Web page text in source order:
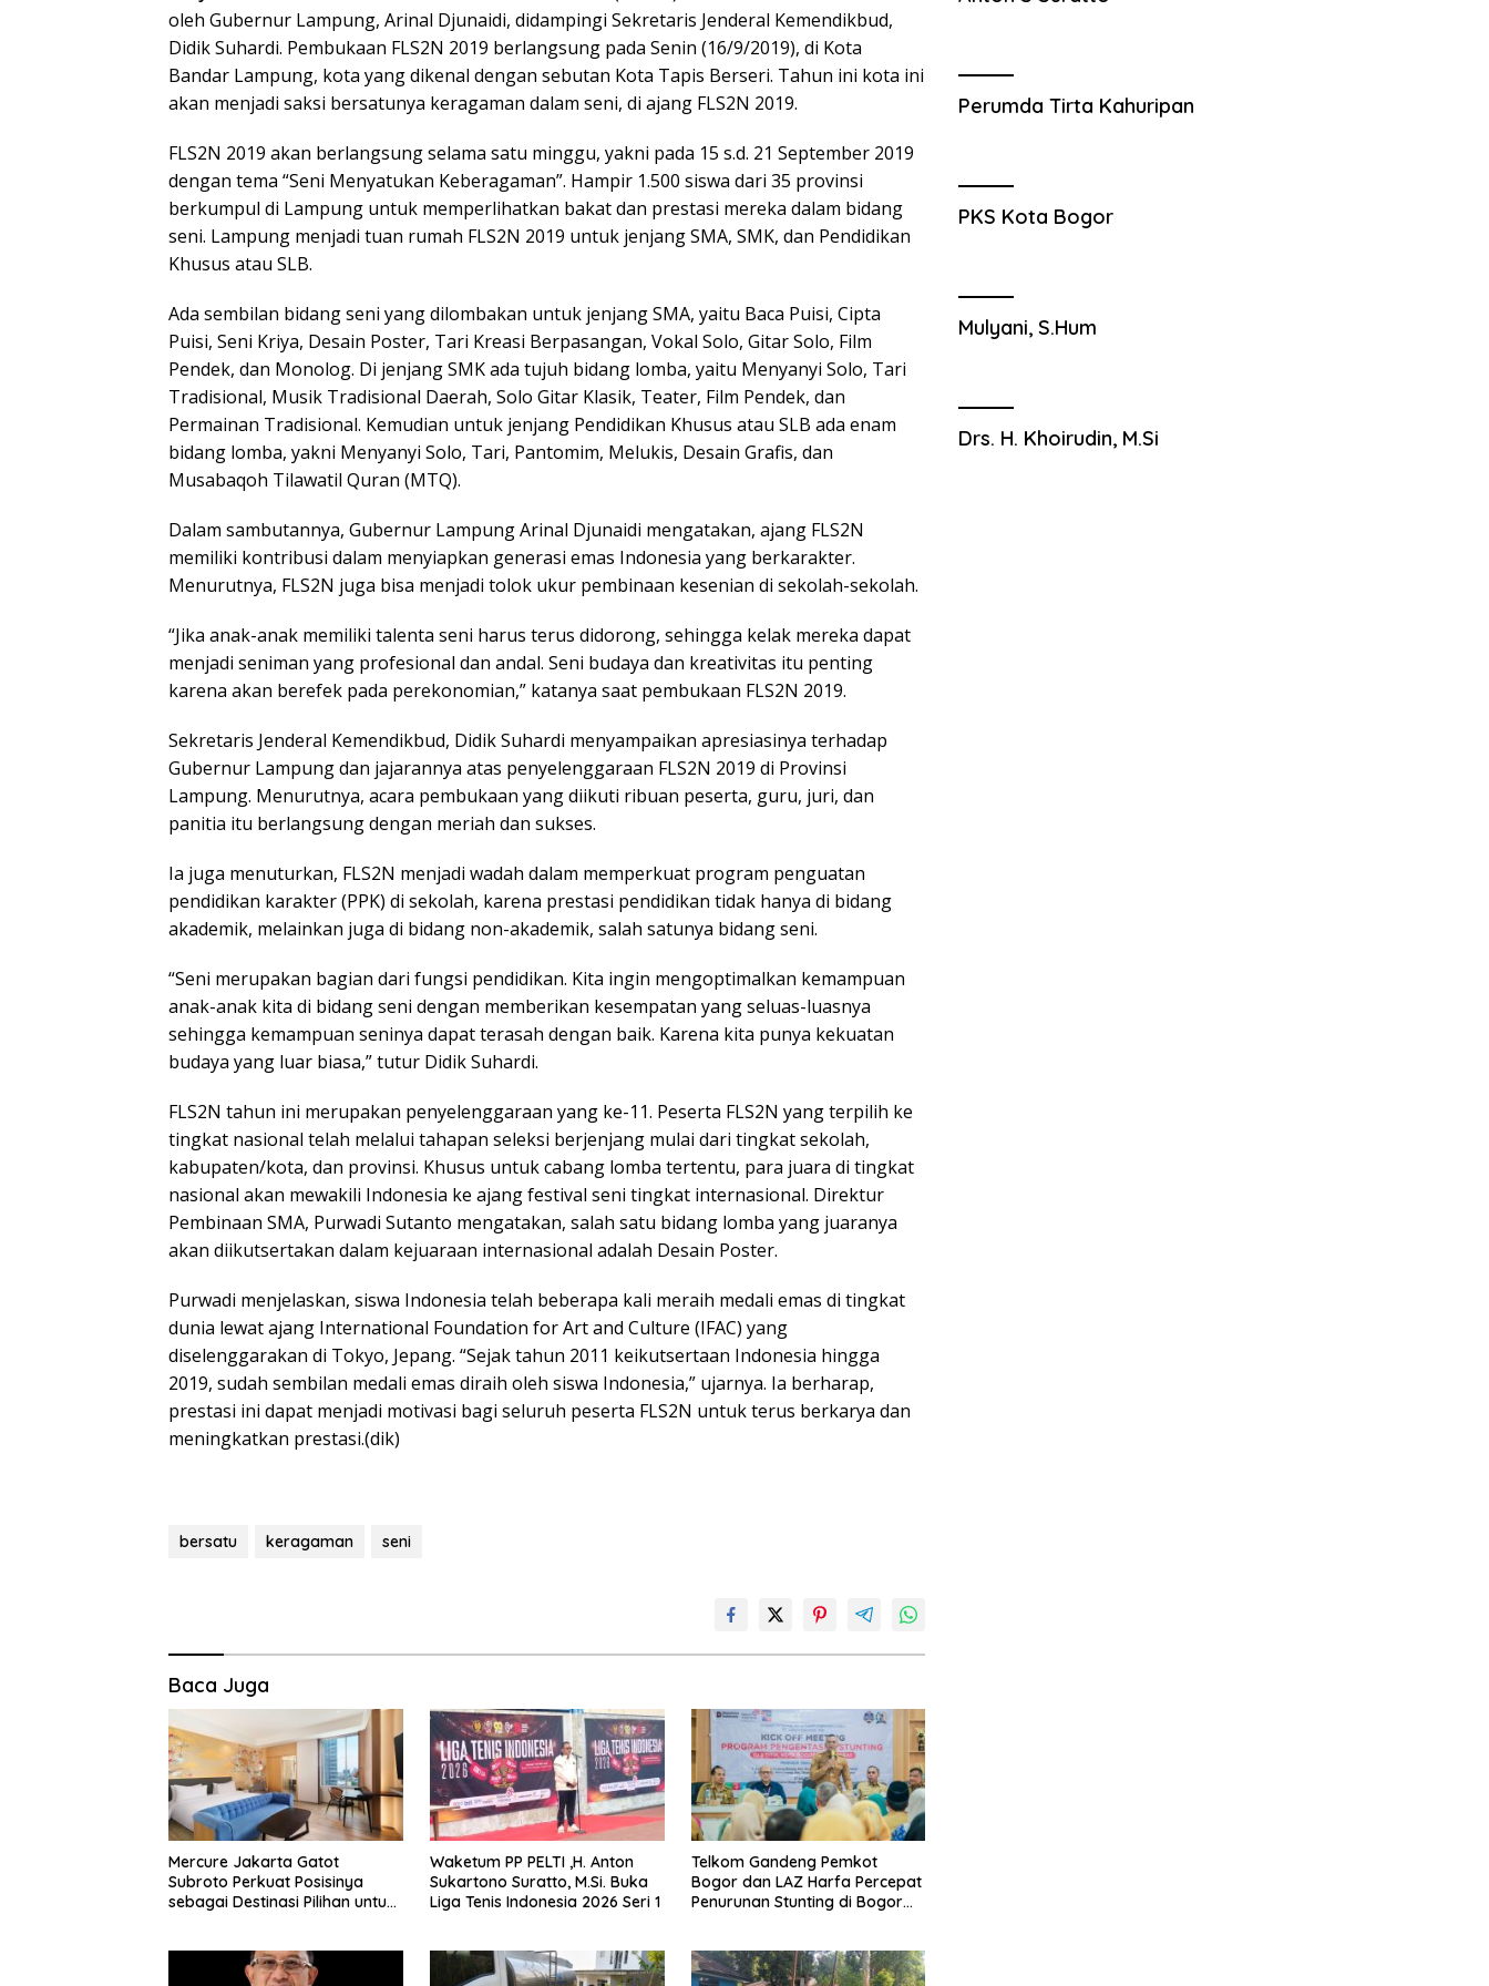
oleh Gubernur Lampung, Arinal Djunaidi, didampingi Sekretaris Jenderal Kemendikbud,
Didik Suhardi. Pembukaan FLS2N 2019 berlangsung pada Senin (16/9/2019), di Kota
Bandar Lampung, kota yang dikenal dengan sebutan Kota Tapis Berseri. Tahun ini kota ini
akan menjadi saksi bersatunya keragaman dalam seni, di ajang FLS2N 2019.
FLS2N 2019 akan berlangsung selama satu minggu, yakni pada 15 s.d. 21 September 2019
dengan tema “Seni Menyatukan Keberagaman”. Hampir 1.500 siswa dari 35 provinsi
berkumpul di Lampung untuk memperlihatkan bakat dan prestasi mereka dalam bidang
seni. Lampung menjadi tuan rumah FLS2N 2019 untuk jenjang SMA, SMK, dan Pendidikan
Khusus atau SLB.
Ada sembilan bidang seni yang dilombakan untuk jenjang SMA, yaitu Baca Puisi, Cipta
Puisi, Seni Kriya, Desain Poster, Tari Kreasi Berpasangan, Vokal Solo, Gitar Solo, Film
Pendek, dan Monolog. Di jenjang SMK ada tujuh bidang lomba, yaitu Menyanyi Solo, Tari
Tradisional, Musik Tradisional Daerah, Solo Gitar Klasik, Teater, Film Pendek, dan
Permainan Tradisional. Kemudian untuk jenjang Pendidikan Khusus atau SLB ada enam
bidang lomba, yakni Menyanyi Solo, Tari, Pantomim, Melukis, Desain Grafis, dan
Musabaqoh Tilawatil Quran (MTQ).
Dalam sambutannya, Gubernur Lampung Arinal Djunaidi mengatakan, ajang FLS2N
memiliki kontribusi dalam menyiapkan generasi emas Indonesia yang berkarakter.
Menurutnya, FLS2N juga bisa menjadi tolok ukur pembinaan kesenian di sekolah-sekolah.
“Jika anak-anak memiliki talenta seni harus terus didorong, sehingga kelak mereka dapat
menjadi seniman yang profesional dan andal. Seni budaya dan kreativitas itu penting
karena akan berefek pada perekonomian,” katanya saat pembukaan FLS2N 2019.
Sekretaris Jenderal Kemendikbud, Didik Suhardi menyampaikan apresiasinya terhadap
Gubernur Lampung dan jajarannya atas penyelenggaraan FLS2N 2019 di Provinsi
Lampung. Menurutnya, acara pembukaan yang diikuti ribuan peserta, guru, juri, dan
panitia itu berlangsung dengan meriah dan sukses.
Ia juga menuturkan, FLS2N menjadi wadah dalam memperkuat program penguatan
pendidikan karakter (PPK) di sekolah, karena prestasi pendidikan tidak hanya di bidang
akademik, melainkan juga di bidang non-akademik, salah satunya bidang seni.
“Seni merupakan bagian dari fungsi pendidikan. Kita ingin mengoptimalkan kemampuan
anak-anak kita di bidang seni dengan memberikan kesempatan yang seluas-luasnya
sehingga kemampuan seninya dapat terasah dengan baik. Karena kita punya kekuatan
budaya yang luar biasa,” tutur Didik Suhardi.
FLS2N tahun ini merupakan penyelenggaraan yang ke-11. Peserta FLS2N yang terpilih ke
tingkat nasional telah melalui tahapan seleksi berjenjang mulai dari tingkat sekolah,
kabupaten/kota, dan provinsi. Khusus untuk cabang lomba tertentu, para juara di tingkat
nasional akan mewakili Indonesia ke ajang festival seni tingkat internasional. Direktur
Pembinaan SMA, Purwadi Sutanto mengatakan, salah satu bidang lomba yang juaranya
akan diikutsertakan dalam kejuaraan internasional adalah Desain Poster.
Purwadi menjelaskan, siswa Indonesia telah beberapa kali meraih medali emas di tingkat
dunia lewat ajang International Foundation for Art and Culture (IFAC) yang
diselenggarakan di Tokyo, Jepang. “Sejak tahun 2011 keikutsertaan Indonesia hingga
2019, sudah sembilan medali emas diraih oleh siswa Indonesia,” ujarnya. Ia berharap,
prestasi ini dapat menjadi motivasi bagi seluruh peserta FLS2N untuk terus berkarya dan
meningkatkan prestasi.(dik)
bersatu keragaman seni
Baca Juga
Mercure Jakarta Gatot
Subroto Perkuat Posisinya
sebagai Destinasi Pilihan untuk
Waketum PP PELTI ,H. Anton
Sukartono Suratto, M.Si. Buka
Liga Tenis Indonesia 2026 Seri 1
Telkom Gandeng Pemkot
Bogor dan LAZ Harfa Percepat
Penurunan Stunting di Bogor
Perumda Tirta Kahuripan
PKS Kota Bogor
Mulyani, S.Hum
Drs. H. Khoirudin, M.Si